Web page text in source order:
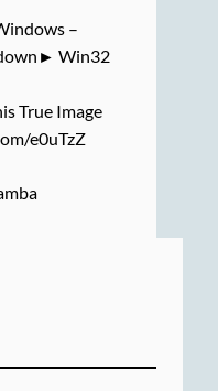
–
Win32
True Image
e0uTzZ